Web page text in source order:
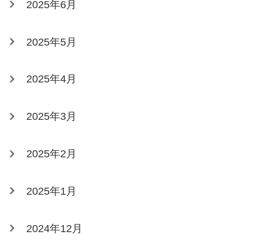
2025年6月
2025年5月
2025年4月
2025年3月
2025年2月
2025年1月
2024年12月